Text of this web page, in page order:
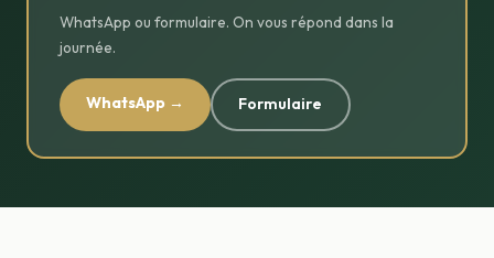
WhatsApp ou formulaire. On vous répond dans la
journée.
WhatsApp → Formulaire